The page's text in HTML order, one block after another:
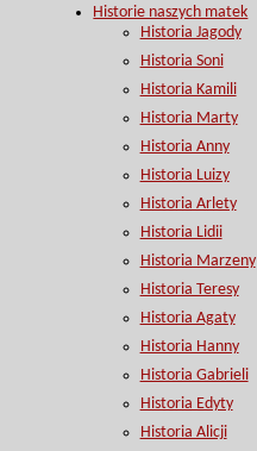
Historie naszych matek
Historia Jagody
Historia Soni
Historia Kamili
Historia Marty
Historia Anny
Historia Luizy
Historia Arlety
Historia Lidii
Historia Marzeny
Historia Teresy
Historia Agaty
Historia Hanny
Historia Gabrieli
Historia Edyty
Historia Alicji